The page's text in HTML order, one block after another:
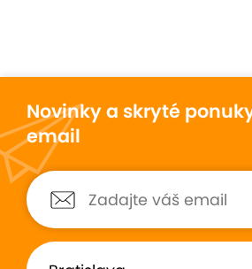
Novinky a skryté
email